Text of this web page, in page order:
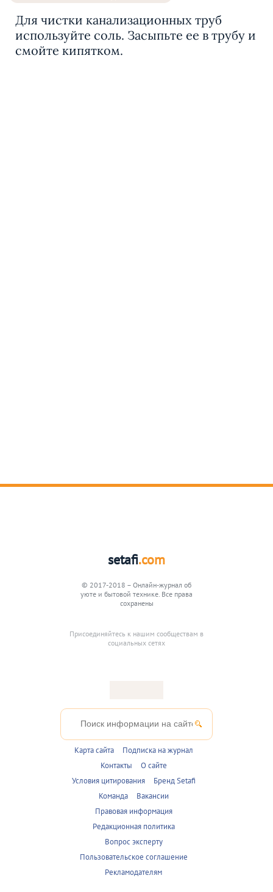
setafi.com
© 2017-2018 – Онлайн-журнал об
уюте и бытовой технике. Все права
сохранены
Присоединяйтесь к нашим сообществам в
социальных сетях
Карта сайта
Подписка на журнал
Контакты
О сайте
Условия цитирования
Бренд Setafi
Команда
Вакансии
Правовая информация
Редакционная политика
Вопрос эксперту
Пользовательское соглашение
Рекламодателям